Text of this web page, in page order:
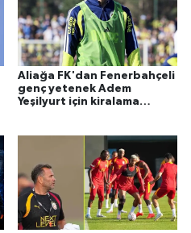
Aliağa FK'dan Fenerbahçeli
genç yetenek Adem
Yeşilyurt için kiralama